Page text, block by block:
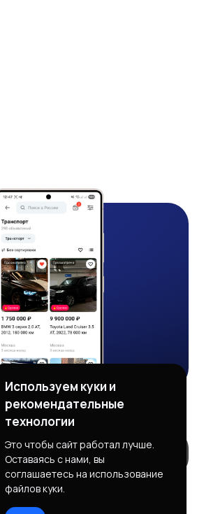
Используем куки и
рекомендательные
технологии
Это чтобы сайт работал лучше.
Оставаясь с нами, вы
соглашаетесь на использование
файлов куки.